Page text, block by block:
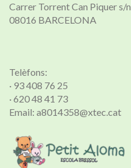
Carrer Torrent Can Piquer s/n
08016 BARCELONA
Telèfons:
· 93 408 76 25
· 620 48 41 73
Email: a8014358@xtec.cat